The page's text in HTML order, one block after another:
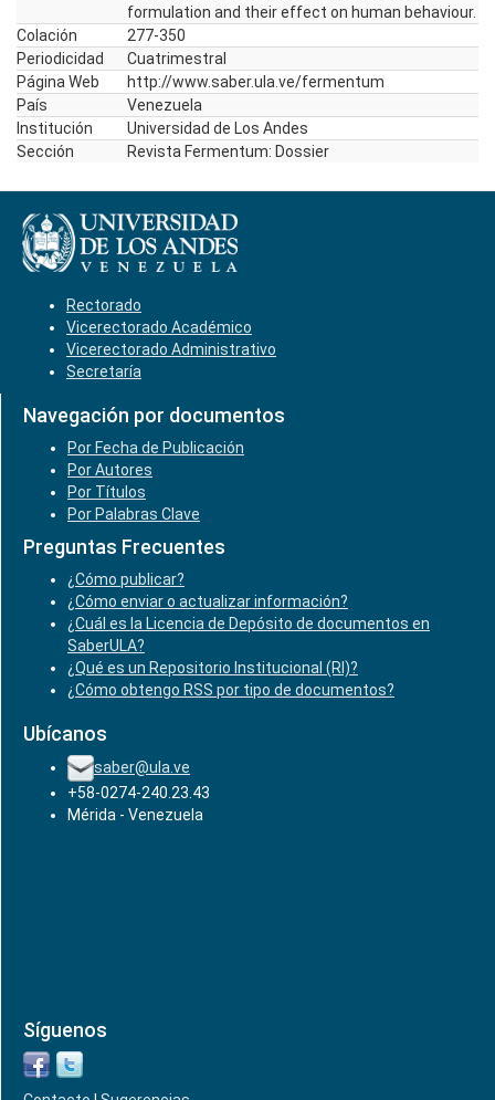
formulation and their effect on human behaviour.
Colación
277-350
Periodicidad
Cuatrimestral
Página Web
http://www.saber.ula.ve/fermentum
País
Venezuela
Institución
Universidad de Los Andes
Sección
Revista Fermentum: Dossier
Rectorado
Vicerectorado Académico
Vicerectorado Administrativo
Secretaría
Navegación por documentos
Por Fecha de Publicación
Por Autores
Por Títulos
Por Palabras Clave
Preguntas Frecuentes
¿Cómo publicar?
¿Cómo enviar o actualizar información?
¿Cuál es la Licencia de Depósito de documentos en
SaberULA?
¿Qué es un Repositorio Institucional (RI)?
¿Cómo obtengo RSS por tipo de documentos?
Ubícanos
saber@ula.ve
+58-0274-240.23.43
Mérida - Venezuela
Síguenos